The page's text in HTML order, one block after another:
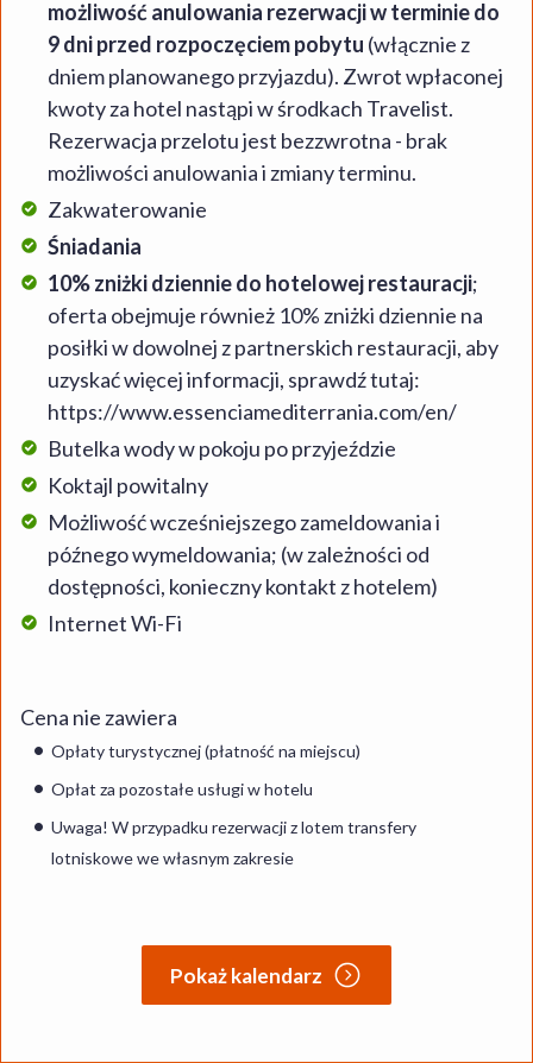
aktualnych cenników linii lotniczych. Przed sfinalizowaniem
rezerwacji upewnij się, że cena nie uległa zmianie.
Odprawy na swój lot musisz dokonać we własnym zakresie -
online na stronie linii lotniczej lub na lotnisku bezpośrednio
przed wylotem. Pamiętaj, że niektóre linie lotnicze mogą
pobierać dodatkowe opłaty za odprawę na lotnisku.
możliwość anulowania rezerwacji w terminie do
9 dni przed rozpoczęciem pobytu (włącznie z
dniem planowanego przyjazdu). Zwrot wpłaconej
kwoty za hotel nastąpi w środkach Travelist.
Rezerwacja przelotu jest bezzwrotna - brak
możliwości anulowania i zmiany terminu.
Zakwaterowanie
Śniadania
10% zniżki dziennie do hotelowej restauracji;
oferta obejmuje również 10% zniżki dziennie na
posiłki w dowolnej z partnerskich restauracji, aby
uzyskać więcej informacji, sprawdź tutaj:
https://www.essenciamediterrania.com/en/
Butelka wody w pokoju po przyjeździe
Koktajl powitalny
Możliwość wcześniejszego zameldowania i
późnego wymeldowania; (w zależności od
dostępności, konieczny kontakt z hotelem)
Internet Wi-Fi
Cena nie zawiera
Opłaty turystycznej (płatność na miejscu)
Opłat za pozostałe usługi w hotelu
Uwaga! W przypadku rezerwacji z lotem transfery
lotniskowe we własnym zakresie
Pokaż kalendarz